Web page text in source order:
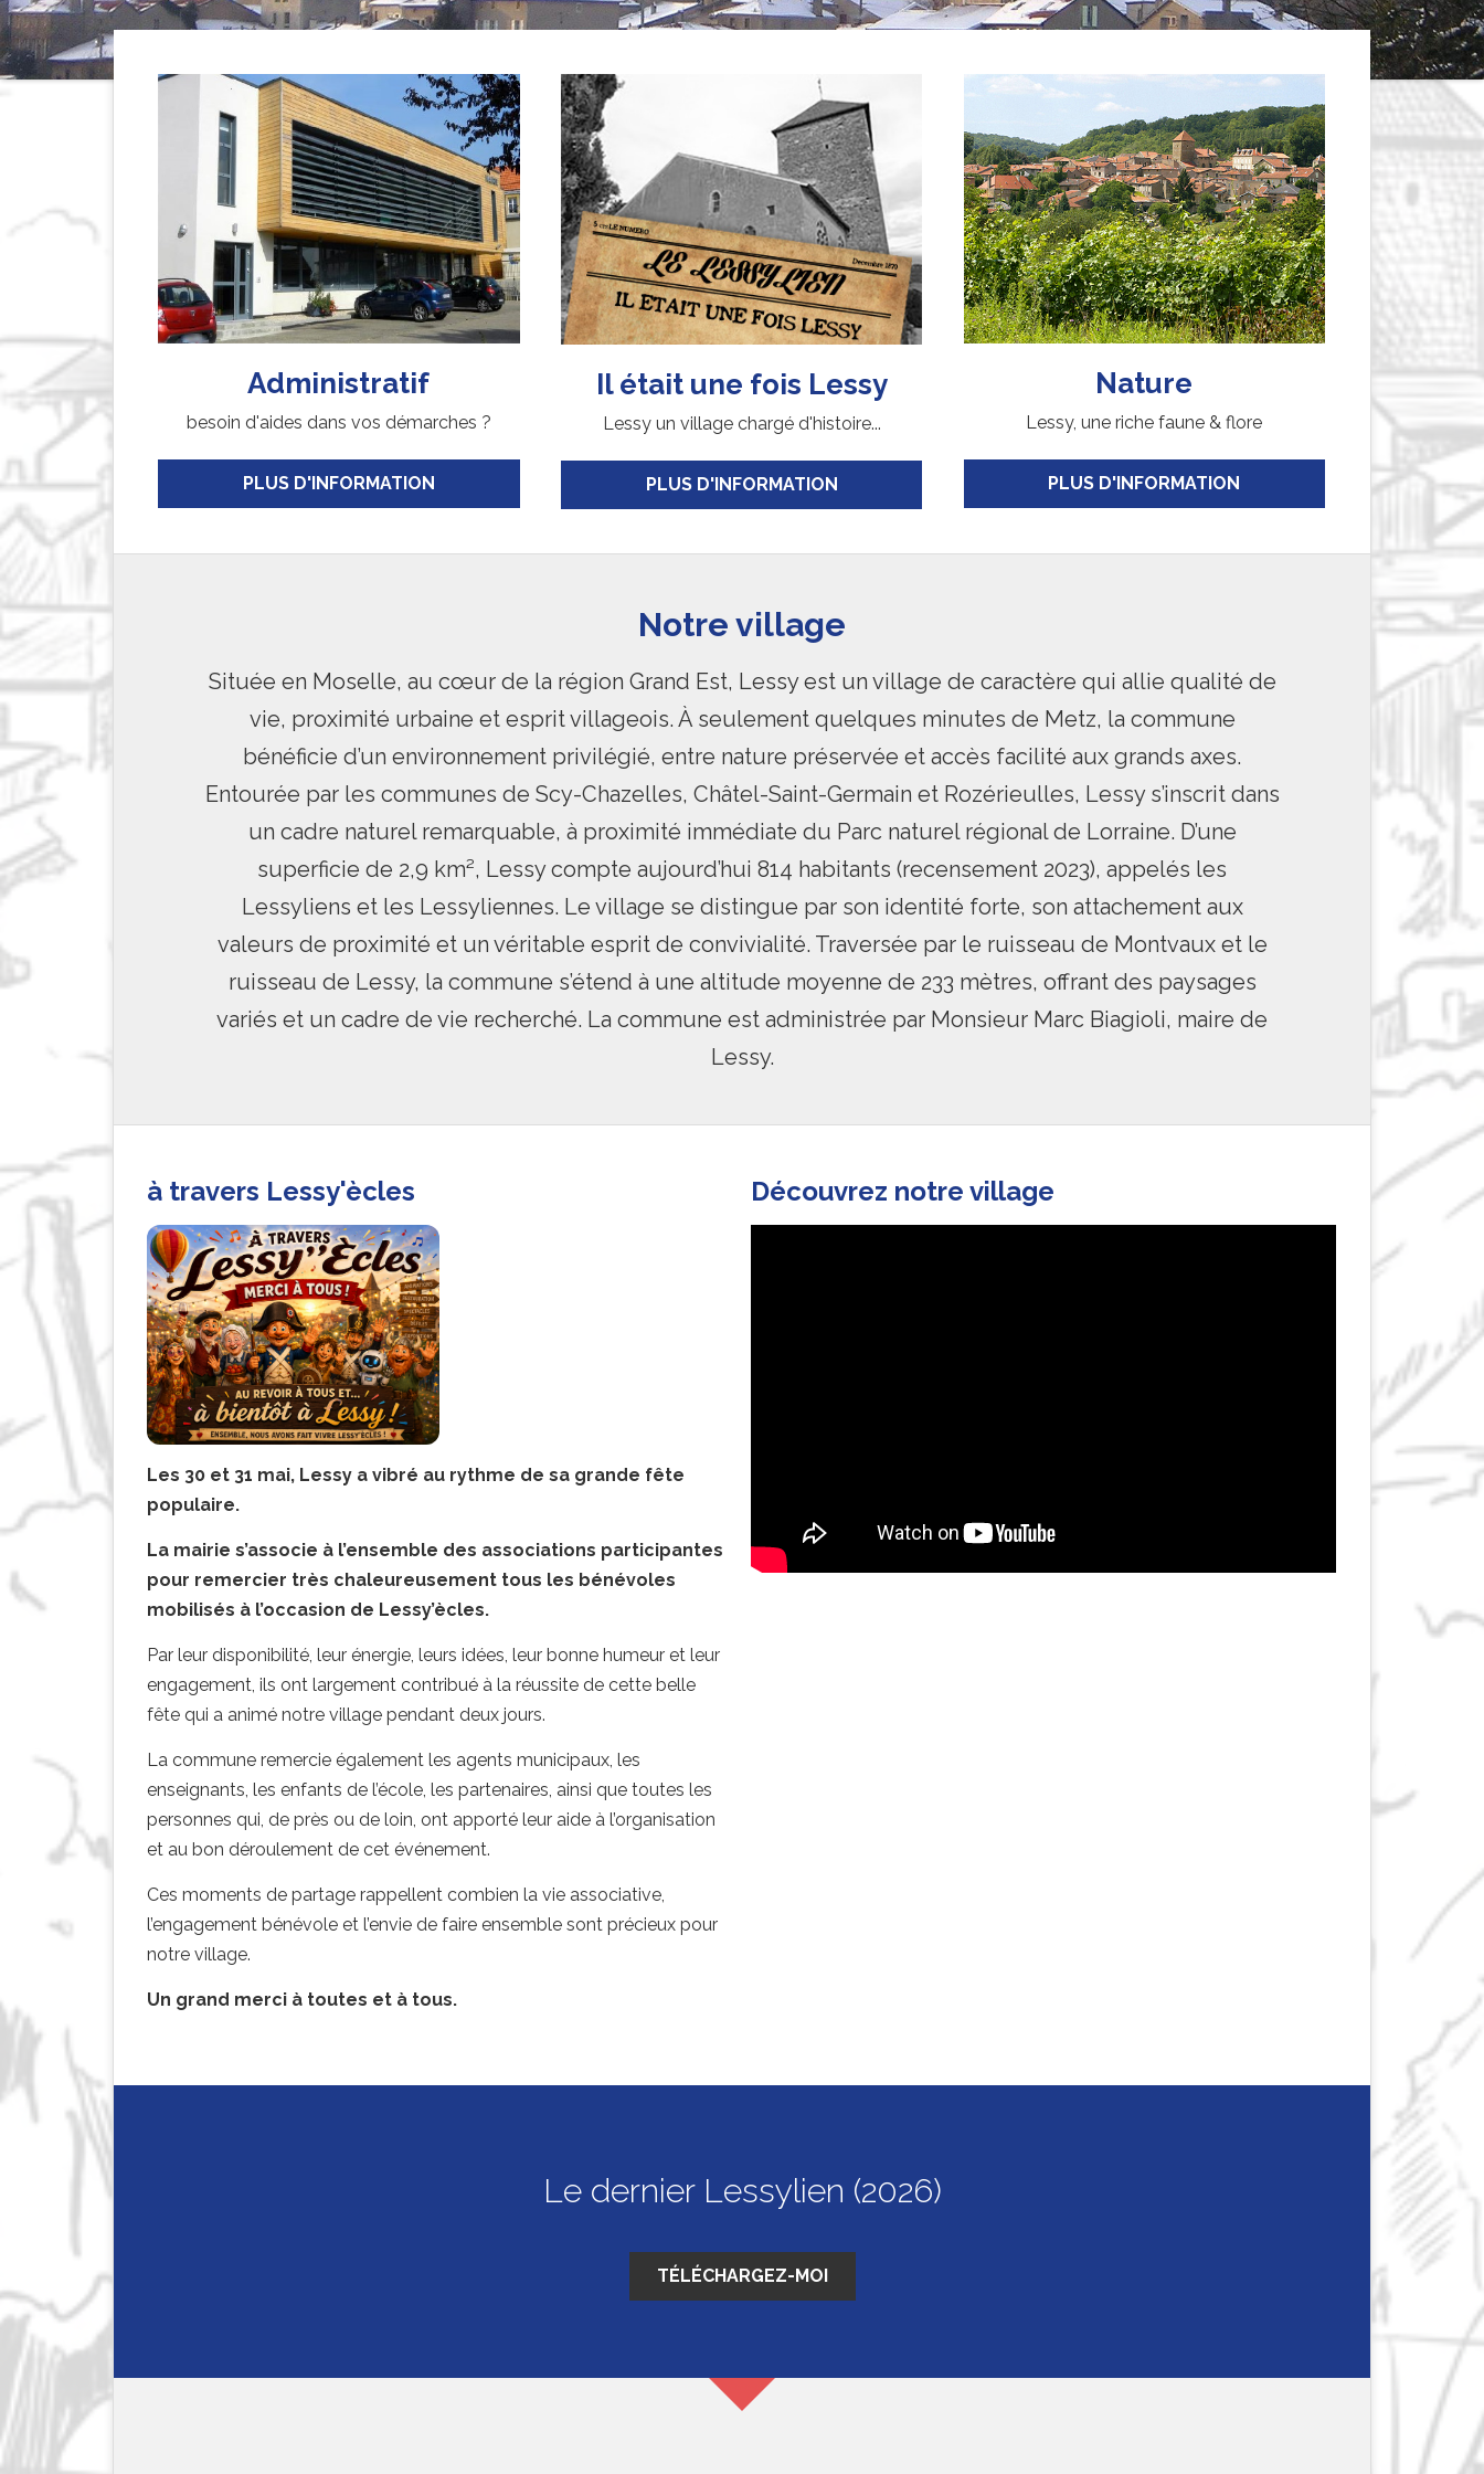
Administratif
besoin d'aides dans vos démarches ?
PLUS D'INFORMATION
Il était une fois Lessy
Lessy un village chargé d'histoire...
PLUS D'INFORMATION
Nature
Lessy, une riche faune & flore
PLUS D'INFORMATION
Notre village
Située en Moselle, au cœur de la région Grand Est, Lessy est un village de caractère qui allie qualité de
vie, proximité urbaine et esprit villageois. À seulement quelques minutes de Metz, la commune
bénéficie d’un environnement privilégié, entre nature préservée et accès facilité aux grands axes.
Entourée par les communes de Scy-Chazelles, Châtel-Saint-Germain et Rozérieulles, Lessy s’inscrit dans
un cadre naturel remarquable, à proximité immédiate du Parc naturel régional de Lorraine. D’une
superficie de 2,9 km², Lessy compte aujourd’hui 814 habitants (recensement 2023), appelés les
Lessyliens et les Lessyliennes. Le village se distingue par son identité forte, son attachement aux
valeurs de proximité et un véritable esprit de convivialité. Traversée par le ruisseau de Montvaux et le
ruisseau de Lessy, la commune s’étend à une altitude moyenne de 233 mètres, offrant des paysages
variés et un cadre de vie recherché. La commune est administrée par Monsieur Marc Biagioli, maire de
Lessy.
à travers Lessy'ècles
Les 30 et 31 mai, Lessy a vibré au rythme de sa grande fête
populaire.
La mairie s’associe à l’ensemble des associations participantes
pour remercier très chaleureusement tous les bénévoles
mobilisés à l’occasion de Lessy’ècles.
Par leur disponibilité, leur énergie, leurs idées, leur bonne humeur et leur
engagement, ils ont largement contribué à la réussite de cette belle
fête qui a animé notre village pendant deux jours.
La commune remercie également les agents municipaux, les
enseignants, les enfants de l’école, les partenaires, ainsi que toutes les
personnes qui, de près ou de loin, ont apporté leur aide à l’organisation
et au bon déroulement de cet événement.
Ces moments de partage rappellent combien la vie associative,
l’engagement bénévole et l’envie de faire ensemble sont précieux pour
notre village.
Un grand merci à toutes et à tous.
Découvrez notre village
Le dernier Lessylien (2026)
TÉLÉCHARGEZ-MOI